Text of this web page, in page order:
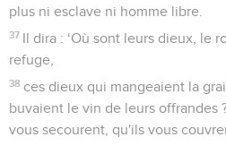
plus ni esclave ni homme libre.
37 Il dira : ‘Où sont leurs dieux, le
refuge,
38 ces dieux qui mangeaient la
buvaient le vin de leurs offrandes
vous secourent, qu'ils vous